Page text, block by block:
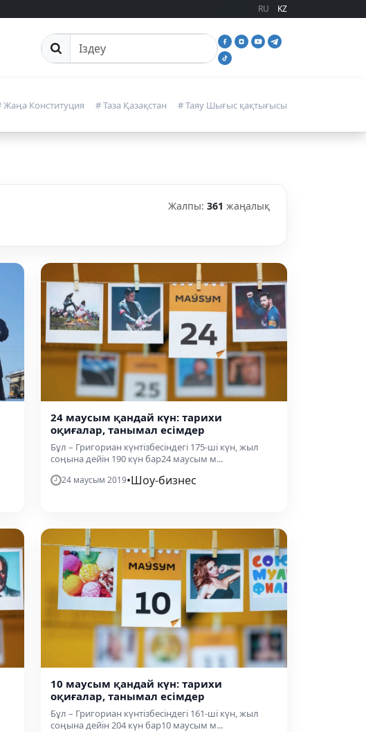
RU KZ
Сайттан іздеу
Жаңа Конституция # Таза Қазақстан # Таяу Шығыс қақтығысы
Жалпы: 361 жаңалық
24 маусым қандай күн: тарихи
оқиғалар, танымал есімдер
Бұл – Григориан күнтізбесіндегі 175-ші күн, жыл
соңына дейін 190 күн бар24 маусым м...
24 маусым 2019•Шоу-бизнес
10 маусым қандай күн: тарихи
оқиғалар, танымал есімдер
Бұл – Григориан күнтізбесіндегі 161-ші күн, жыл
соңына дейін 204 күн бар10 маусым м...